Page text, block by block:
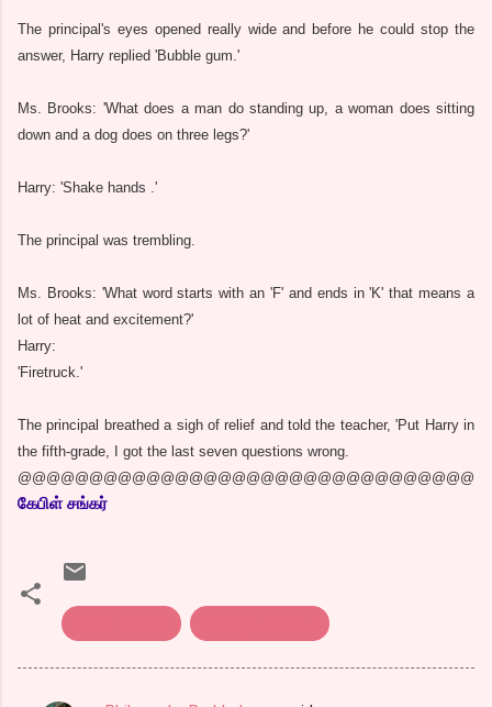
The principal's eyes opened really wide and before he could stop the
answer, Harry replied 'Bubble gum.'
Ms. Brooks: 'What does a man do standing up, a woman does sitting
down and a dog does on three legs?'
Harry: 'Shake hands .'
The principal was trembling.
Ms. Brooks: 'What word starts with an 'F' and ends in 'K' that means a
lot of heat and excitement?'
Harry:
'Firetruck.'
The principal breathed a sigh of relief and told the teacher, 'Put Harry in
the fifth-grade, I got the last seven questions wrong.
@@@@@@@@@@@@@@@@@@@@@@@@@@@@@@@@
கேபிள் சங்கர்